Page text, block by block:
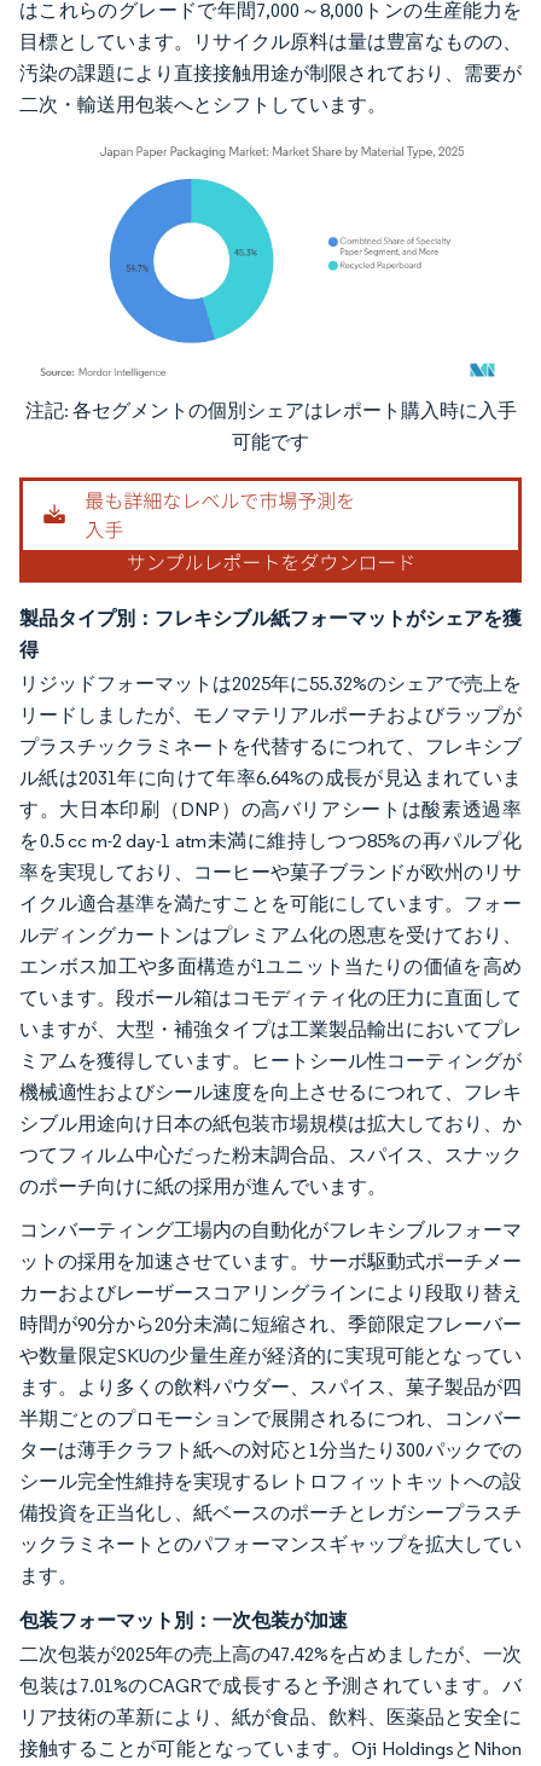
はこれらのグレードで年間7,000～8,000トンの生産能力を
目標としています。リサイクル原料は量は豊富なものの、
汚染の課題により直接接触用途が制限されており、需要が
二次・輸送用包装へとシフトしています。
画像 © Mordor Intelligence。再利用にはCC BY 4.0の表示が必要です。
注記: 各セグメントの個別シェアはレポート購入時に入手
可能です
製品タイプ別：フレキシブル紙フォーマットがシェアを獲
得
リジッドフォーマットは2025年に55.32%のシェアで売上を
リードしましたが、モノマテリアルポーチおよびラップが
プラスチックラミネートを代替するにつれて、フレキシブ
ル紙は2031年に向けて年率6.64%の成長が見込まれていま
す。大日本印刷（DNP）の高バリアシートは酸素透過率
を0.5 cc m-2 day-1 atm未満に維持しつつ85%の再パルプ化
率を実現しており、コーヒーや菓子ブランドが欧州のリサ
イクル適合基準を満たすことを可能にしています。フォー
ルディングカートンはプレミアム化の恩恵を受けており、
エンボス加工や多面構造が1ユニット当たりの価値を高め
ています。段ボール箱はコモディティ化の圧力に直面して
いますが、大型・補強タイプは工業製品輸出においてプレ
ミアムを獲得しています。ヒートシール性コーティングが
機械適性およびシール速度を向上させるにつれて、フレキ
シブル用途向け日本の紙包装市場規模は拡大しており、か
つてフィルム中心だった粉末調合品、スパイス、スナック
のポーチ向けに紙の採用が進んでいます。
コンバーティング工場内の自動化がフレキシブルフォーマ
ットの採用を加速させています。サーボ駆動式ポーチメー
カーおよびレーザースコアリングラインにより段取り替え
時間が90分から20分未満に短縮され、季節限定フレーバー
や数量限定SKUの少量生産が経済的に実現可能となってい
ます。より多くの飲料パウダー、スパイス、菓子製品が四
半期ごとのプロモーションで展開されるにつれ、コンバー
ターは薄手クラフト紙への対応と1分当たり300パックでの
シール完全性維持を実現するレトロフィットキットへの設
備投資を正当化し、紙ベースのポーチとレガシープラスチ
ックラミネートとのパフォーマンスギャップを拡大してい
ます。
包装フォーマット別：一次包装が加速
二次包装が2025年の売上高の47.42%を占めましたが、一次
包装は7.01%のCAGRで成長すると予測されています。バ
リア技術の革新により、紙が食品、飲料、医薬品と安全に
接触することが可能となっています。Oji HoldingsとNihon